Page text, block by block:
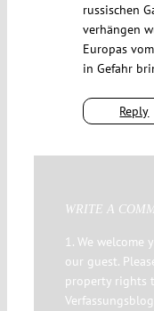
Reply
russischen
verhängen
Europas
in Gefahr
WRITE A
1. We welcome
our guest.
property rights